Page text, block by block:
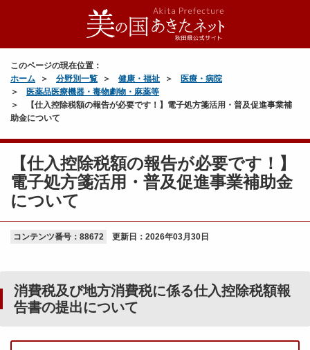
このページの現在位置：
ホーム
分野別一覧 健康・福祉
医療・病院
医薬品医療機器・毒物劇物・麻薬等
【仕入控除税額の報告が必要です！】電子処方箋活用・普及促進事業補
助金について
【仕入控除税額の報告が必要です！】
電子処方箋活用・普及促進事業補助金
について
コンテンツ番号：88672 更新日： 2026年03月30日
消費税及び地方消費税に係る仕入控除税額報
告書の提出について